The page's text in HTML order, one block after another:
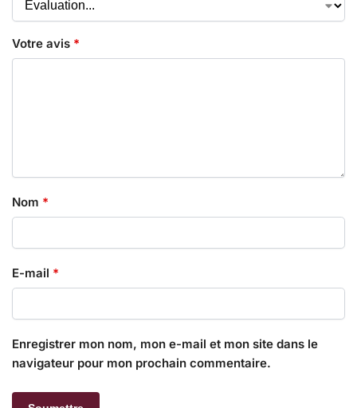
Votre avis *
Nom *
E-mail *
Enregistrer mon nom, mon e-mail et mon site dans le
navigateur pour mon prochain commentaire.